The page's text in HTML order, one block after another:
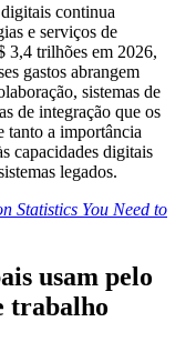
continua
e serviços de
3,4 trilhões em 2026,
gastos abrangem
sistemas de
de integração que os
tanto a importância
capacidades digitais
legados.
Statistics You Need to
usam pelo
trabalho